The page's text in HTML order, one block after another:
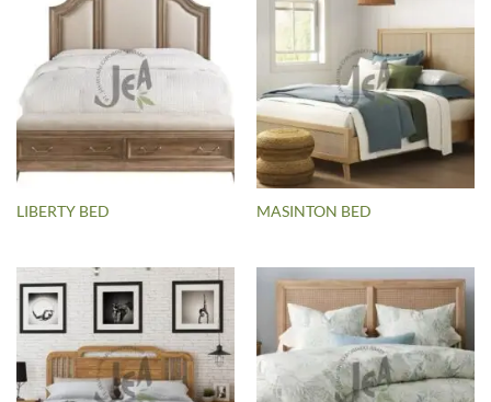
LIBERTY BED MASINTON BED